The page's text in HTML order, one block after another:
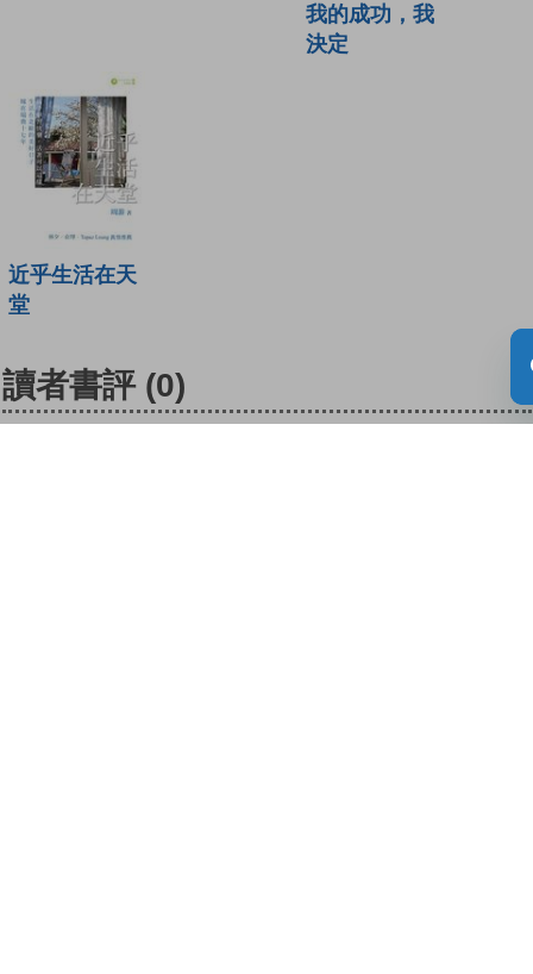
我的成功，我
決定
近乎生活在天
堂
讀者書評 (0)